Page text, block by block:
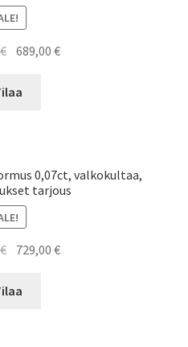
€ Alkuperäinen
oli:
689,00€Nykyinen
0,07ct, valkokultaa,
tarjous
€ Alkuperäinen
oli:
729,00€Nykyinen